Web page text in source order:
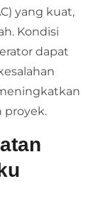
yang kuat,
Kondisi
dapat
proyek.